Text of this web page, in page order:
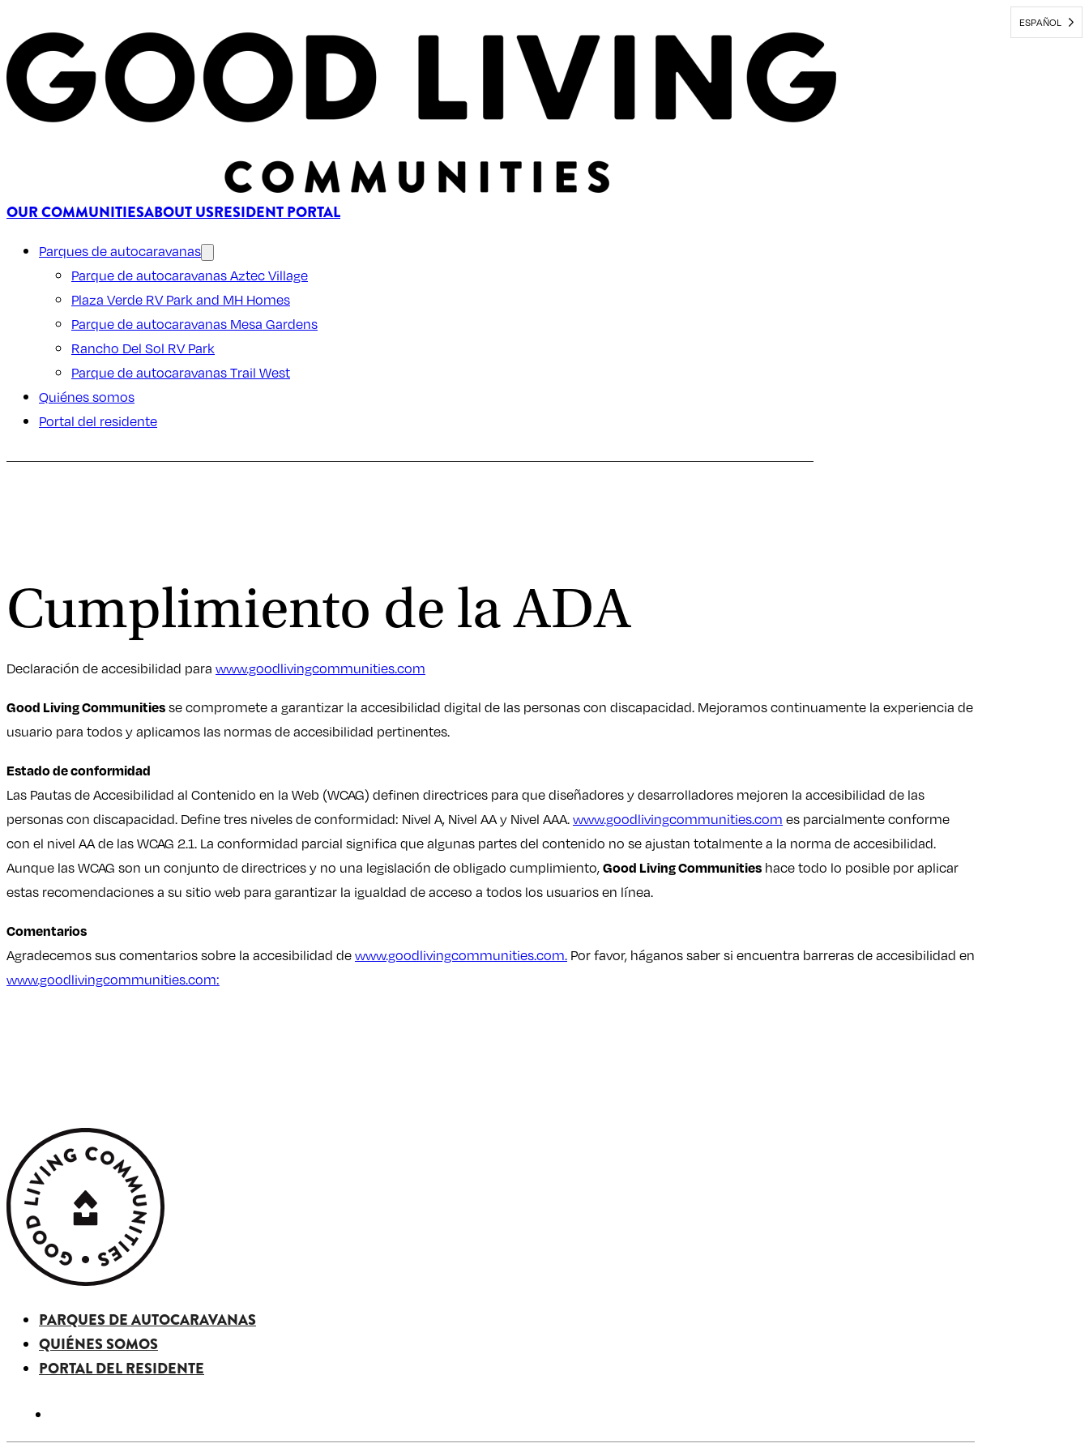
ESPAÑOL
OUR COMMUNITIESABOUT USRESIDENT PORTAL
Parques de autocaravanas
Parque de autocaravanas Aztec Village
Plaza Verde RV Park and MH Homes
Parque de autocaravanas Mesa Gardens
Rancho Del Sol RV Park
Parque de autocaravanas Trail West
Quiénes somos
Portal del residente
Cumplimiento de la ADA
Declaración de accesibilidad para www.goodlivingcommunities.com
Good Living Communitiesse compromete a garantizar la accesibilidad digital de las personas con discapacidad. Mejoramos continuamente la experiencia de
usuario para todos y aplicamos las normas de accesibilidad pertinentes.
Estado de conformidad
Las Pautas de Accesibilidad al Contenido en la Web (WCAG) definen directrices para que diseñadores y desarrolladores mejoren la accesibilidad de las
personas con discapacidad. Define tres niveles de conformidad: Nivel A, Nivel AA y Nivel AAA.www.goodlivingcommunities.com es parcialmente conforme
con el nivel AA de las WCAG 2.1. La conformidad parcial significa que algunas partes del contenido no se ajustan totalmente a la norma de accesibilidad.
Aunque las WCAG son un conjunto de directrices y no una legislación de obligado cumplimiento,Good Living Communities hace todo lo posible por aplicar
estas recomendaciones a su sitio web para garantizar la igualdad de acceso a todos los usuarios en línea.
Comentarios
Agradecemos sus comentarios sobre la accesibilidad dewww.goodlivingcommunities.com. Por favor, háganos saber si encuentra barreras de accesibilidad en
www.goodlivingcommunities.com:
PARQUES DE AUTOCARAVANAS
QUIÉNES SOMOS
PORTAL DEL RESIDENTE